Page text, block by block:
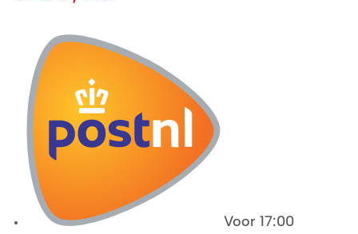
Voor 17:00